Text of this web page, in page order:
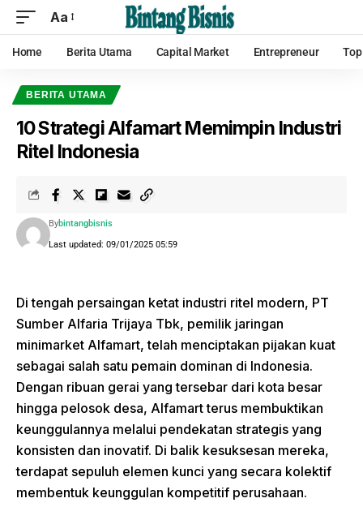
Aa
Home Berita Utama Capital Market Entrepreneur
BERITA UTAMA
10 Strategi Alfamart Memimpin Industri
Ritel Indonesia
Last updated: 09/01/2025 05:59
Bybintangbisnis
Di tengah persaingan ketat industri ritel modern, PT
Sumber Alfaria Trijaya Tbk, pemilik jaringan
minimarket Alfamart, telah menciptakan pijakan kuat
sebagai salah satu pemain dominan di Indonesia.
Dengan ribuan gerai yang tersebar dari kota besar
hingga pelosok desa, Alfamart terus membuktikan
keunggulannya melalui pendekatan strategis yang
konsisten dan inovatif. Di balik kesuksesan mereka,
terdapat sepuluh elemen kunci yang secara kolektif
membentuk keunggulan kompetitif perusahaan.